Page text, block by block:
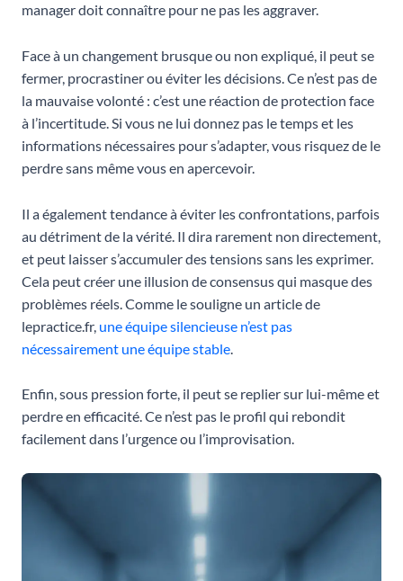
manager doit connaître pour ne pas les aggraver.
Face à un changement brusque ou non expliqué, il peut se
fermer, procrastiner ou éviter les décisions. Ce n’est pas de
la mauvaise volonté : c’est une réaction de protection face
à l’incertitude. Si vous ne lui donnez pas le temps et les
informations nécessaires pour s’adapter, vous risquez de le
perdre sans même vous en apercevoir.
Il a également tendance à éviter les confrontations, parfois
au détriment de la vérité. Il dira rarement non directement,
et peut laisser s’accumuler des tensions sans les exprimer.
Cela peut créer une illusion de consensus qui masque des
problèmes réels. Comme le souligne un article de
lepractice.fr, une équipe silencieuse n’est pas
nécessairement une équipe stable
Enfin, sous pression forte, il peut se replier sur lui-même et
perdre en efficacité. Ce n’est pas le profil qui rebondit
facilement dans l’urgence ou l’improvisation.